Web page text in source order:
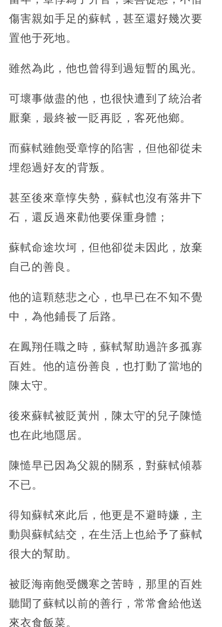
傷害親如手足的蘇軾，甚至還好幾次要
置他于死地。
雖然為此，他也曾得到過短暫的風光。
可壞事做盡的他，也很快遭到了統治者
厭棄，最終被一貶再貶，客死他鄉。
而蘇軾雖飽受章惇的陷害，但他卻從未
埋怨過好友的背叛。
甚至後來章惇失勢，蘇軾也沒有落井下
石，還反過來勸他要保重身體；
蘇軾命途坎坷，但他卻從未因此，放棄
自己的善良。
他的這顆慈悲之心，也早已在不知不覺
中，為他鋪長了后路。
在鳳翔任職之時，蘇軾幫助過許多孤寡
百姓。他的這份善良，也打動了當地的
陳太守。
後來蘇軾被貶黃州，陳太守的兒子陳慥
也在此地隱居。
陳慥早已因為父親的關系，對蘇軾傾慕
不已。
得知蘇軾來此后，他更是不避時嫌，主
動與蘇軾結交，在生活上也給予了蘇軾
很大的幫助。
被貶海南飽受饑寒之苦時，那里的百姓
聽聞了蘇軾以前的善行，常常會給他送
來衣食飯菜。